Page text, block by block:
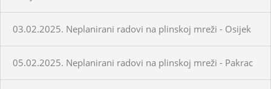
03.02.2025. Neplanirani radovi na plinskoj mreži - Osijek
05.02.2025. Neplanirani radovi na plinskoj mreži - Pakrac